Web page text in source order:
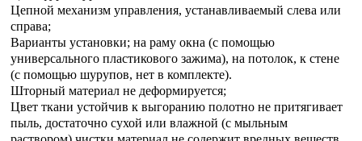
Цепной механизм управления, устанавливаемый слева или
справа;
Варианты установки; на раму окна (с помощью
универсального пластикового зажима), на потолок, к стене
(с помощью шурупов, нет в комплекте).
Шторный материал не деформируется;
Цвет ткани устойчив к выгоранию полотно не притягивает
пыль, достаточно сухой или влажной (с мыльным